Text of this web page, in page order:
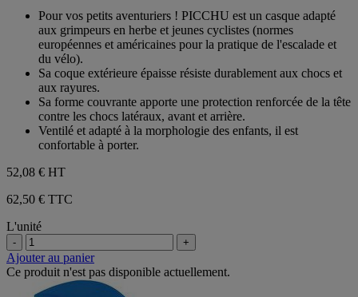
étoiles.
Pour vos petits aventuriers ! PICCHU est un casque adapté
aux grimpeurs en herbe et jeunes cyclistes (normes
européennes et américaines pour la pratique de l'escalade et
du vélo).
Sa coque extérieure épaisse résiste durablement aux chocs et
aux rayures.
Sa forme couvrante apporte une protection renforcée de la tête
contre les chocs latéraux, avant et arrière.
Ventilé et adapté à la morphologie des enfants, il est
confortable à porter.
52,08 € HT
62,50 € TTC
L'unité
- +
Ajouter au panier
Ce produit n'est pas disponible actuellement.